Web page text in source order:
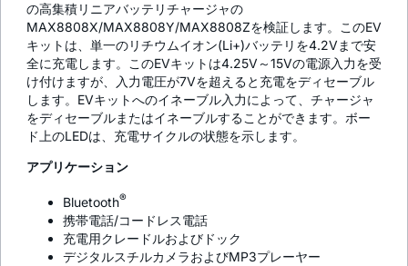
の高集積リニアバッテリチャージャの
MAX8808X/MAX8808Y/MAX8808Zを検証します。このEV
キットは、単一のリチウムイオン(Li+)バッテリを4.2Vまで安
全に充電します。このEVキットは4.25V～15Vの電源入力を受
け付けますが、入力電圧が7Vを超えると充電をディセーブル
します。EVキットへのイネーブル入力によって、チャージャ
をディセーブルまたはイネーブルすることができます。ボー
ド上のLEDは、充電サイクルの状態を示します。
アプリケーション
Bluetooth®
携帯電話/コードレス電話
充電用クレードルおよびドック
デジタルスチルカメラおよびMP3プレーヤー